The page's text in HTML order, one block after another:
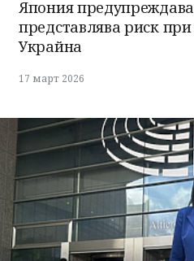
Япония
представлява риск
Украйна
17 март 2026